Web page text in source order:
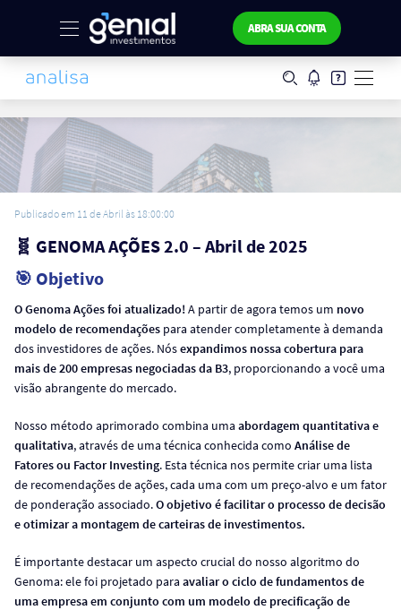
ABRA SUA CONTA
Publicado em 11 de Abril às 18:00:00
🧬 GENOMA AÇÕES 2.0 – Abril de 2025
🎯 Objetivo
O Genoma Ações foi atualizado!A partir de agora temos um novo
modelo de recomendações para atender completamente à demanda
dos investidores de ações. Nósexpandimos nossa cobertura para
mais de 200 empresas negociadas da B3, proporcionando a você uma
visão abrangente do mercado.
Nosso método aprimorado combina uma abordagem quantitativa e
qualitativa, através de uma técnica conhecida como Análise de
Fatores ou Factor Investing. Esta técnica nos permite criar uma lista
de recomendações de ações, cada uma com um preço-alvo e um fator
de ponderação associado.O objetivo é facilitar o processo de decisão
e otimizar a montagem de carteiras de investimentos.
É importante destacar um aspecto crucial do nosso algoritmo do
Genoma: ele foi projetado para avaliar o ciclo de fundamentos de
uma empresa em conjunto com um modelo de precificação de